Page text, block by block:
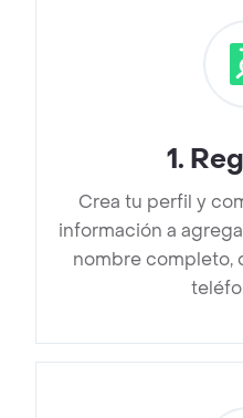
1.
Crea tu perfil y
información a
nombre completo,